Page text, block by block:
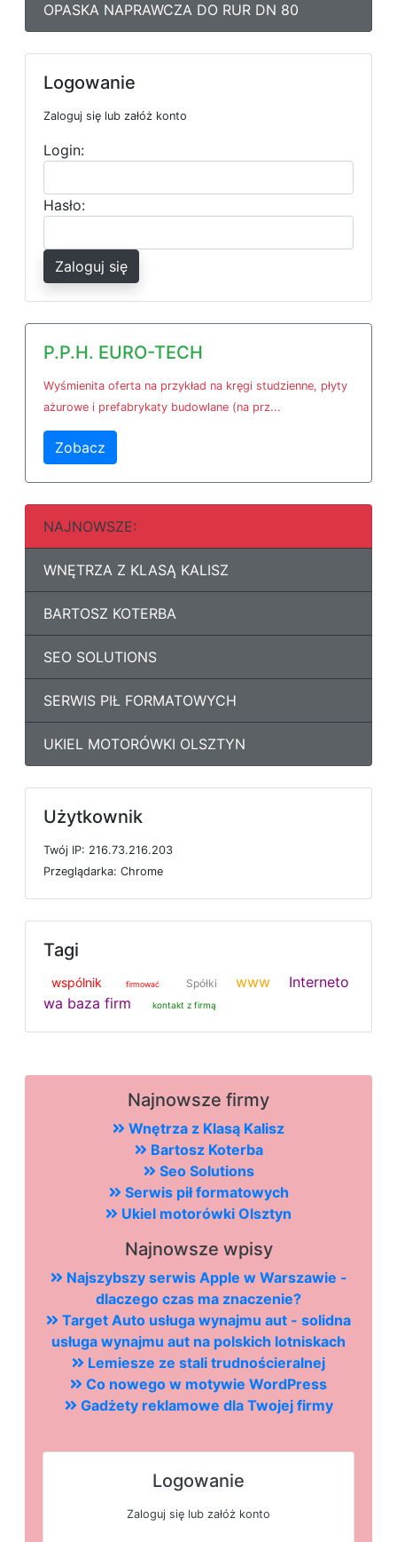
OPASKA NAPRAWCZA DO RUR DN 80
Logowanie
Zaloguj się lub załóż konto
Login:
Hasło:
Zaloguj się
P.P.H. EURO-TECH
Wyśmienita oferta na przykład na kręgi studzienne, płyty
ażurowe i prefabrykaty budowlane (na prz...
Zobacz
NAJNOWSZE:
WNĘTRZA Z KLASĄ KALISZ
BARTOSZ KOTERBA
SEO SOLUTIONS
SERWIS PIŁ FORMATOWYCH
UKIEL MOTORÓWKI OLSZTYN
Użytkownik
Twój IP: 216.73.216.203
Przeglądarka: Chrome
Tagi
wspólnik firmować Spółki www
Interneto
wa baza firm
kontakt z firmą
Najnowsze firmy
Wnętrza z Klasą Kalisz
Bartosz Koterba
Seo Solutions
Serwis pił formatowych
Ukiel motorówki Olsztyn
Najnowsze wpisy
Najszybszy serwis Apple w Warszawie -
dlaczego czas ma znaczenie?
Target Auto usługa wynajmu aut - solidna
usługa wynajmu aut na polskich lotniskach
Lemiesze ze stali trudnościeralnej
Co nowego w motywie WordPress
Gadżety reklamowe dla Twojej firmy
Logowanie
Zaloguj się lub załóż konto